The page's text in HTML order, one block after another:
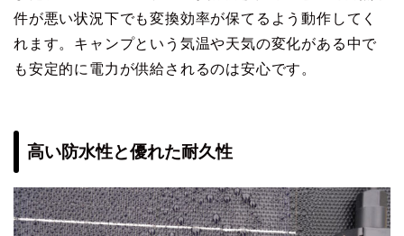
件が悪い状況下でも変換効率が保てるよう動作してく
れます。キャンプという気温や天気の変化がある中で
も安定的に電力が供給されるのは安心です。
高い防水性と優れた耐久性